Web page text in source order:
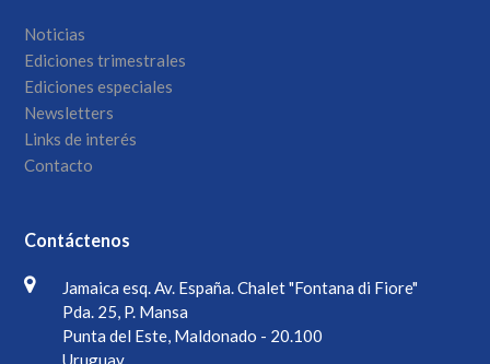
Noticias
Ediciones trimestrales
Ediciones especiales
Newsletters
Links de interés
Contacto
Contáctenos
Jamaica esq. Av. España. Chalet "Fontana di Fiore"
Pda. 25, P. Mansa
Punta del Este, Maldonado - 20.100
Uruguay